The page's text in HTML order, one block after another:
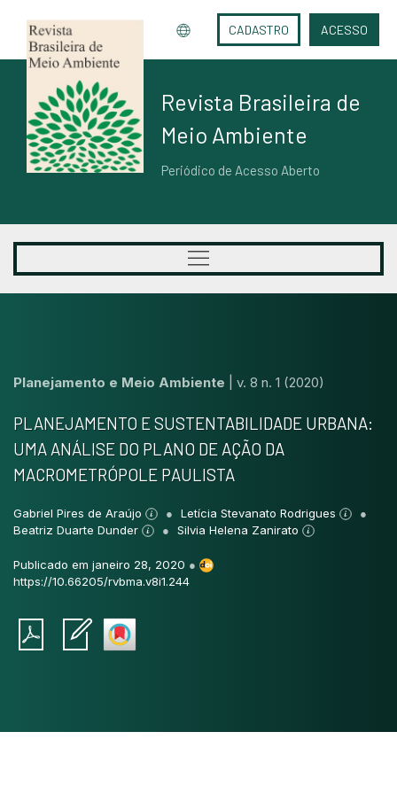
CADASTRO ACESSO
Revista Brasileira de
Meio Ambiente
Periódico de Acesso Aberto
Planejamento e Meio Ambiente v. 8 n. 1 (2020)
PLANEJAMENTO E SUSTENTABILIDADE URBANA:
UMA ANÁLISE DO PLANO DE AÇÃO DA
MACROMETRÓPOLE PAULISTA
Gabriel Pires de Araújo
Letícia Stevanato Rodrigues
Beatriz Duarte Dunder
Silvia Helena Zanirato
Publicado em janeiro 28, 2020 ●
https://10.66205/rvbma.v8i1.244